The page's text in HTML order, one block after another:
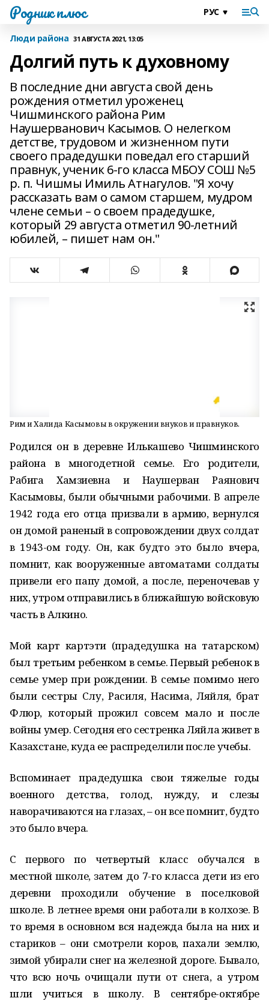
Родник плюс
Люди района 31 АВГУСТА 2021, 13:05
Долгий путь к духовному
В последние дни августа свой день
рождения отметил уроженец
Чишминского района Рим
Наушерванович Касымов. О нелегком
детстве, трудовом и жизненном пути
своего прадедушки поведал его старший
правнук, ученик 6-го класса МБОУ СОШ №5
р. п. Чишмы Имиль Атнагулов. "Я хочу
рассказать вам о самом старшем, мудром
члене семьи – о своем прадедушке,
который 29 августа отметил 90-летний
юбилей, – пишет нам он."
Рим и Халида Касымовы в окружении внуков и правнуков.
Родился он в деревне Илькашево Чишминского
района в многодетной семье. Его родители,
Рабига Хамзиевна и Наушерван Раянович
Касымовы, были обычными рабочими. В апреле
1942 года его отца призвали в армию, вернулся
он домой раненый в сопровождении двух солдат
в 1943-ом году. Он, как будто это было вчера,
помнит, как вооруженные автоматами солдаты
привели его папу домой, а после, переночевав у
них, утром отправились в ближайшую войсковую
часть в Алкино.
Мой карт картэти (прадедушка на татарском)
был третьим ребенком в семье. Первый ребенок в
семье умер при рождении. В семье помимо него
были сестры Слу, Расиля, Насима, Ляйля, брат
Флюр, который прожил совсем мало и после
войны умер. Сегодня его сестренка Ляйла живет в
Казахстане, куда ее распределили после учебы.
Вспоминает прадедушка свои тяжелые годы
военного детства, голод, нужду, и слезы
наворачиваются на глазах, – он все помнит, будто
это было вчера.
С первого по четвертый класс обучался в
местной школе, затем до 7-го класса дети из его
деревни проходили обучение в поселковой
школе. В летнее время они работали в колхозе. В
то время в основном вся надежда была на них и
стариков – они смотрели коров, пахали землю,
зимой убирали снег на железной дороге. Бывало,
что всю ночь очищали пути от снега, а утром
шли учиться в школу. В сентябре-октябре